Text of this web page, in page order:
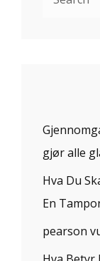
gjør alle
Hva Du
En
pearson